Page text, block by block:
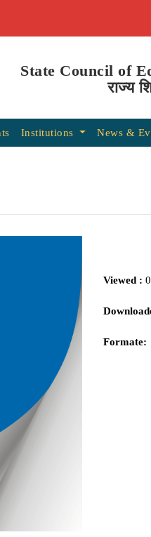
State Council of
राज्य
Institutions News &
Viewed : 0
Formate: